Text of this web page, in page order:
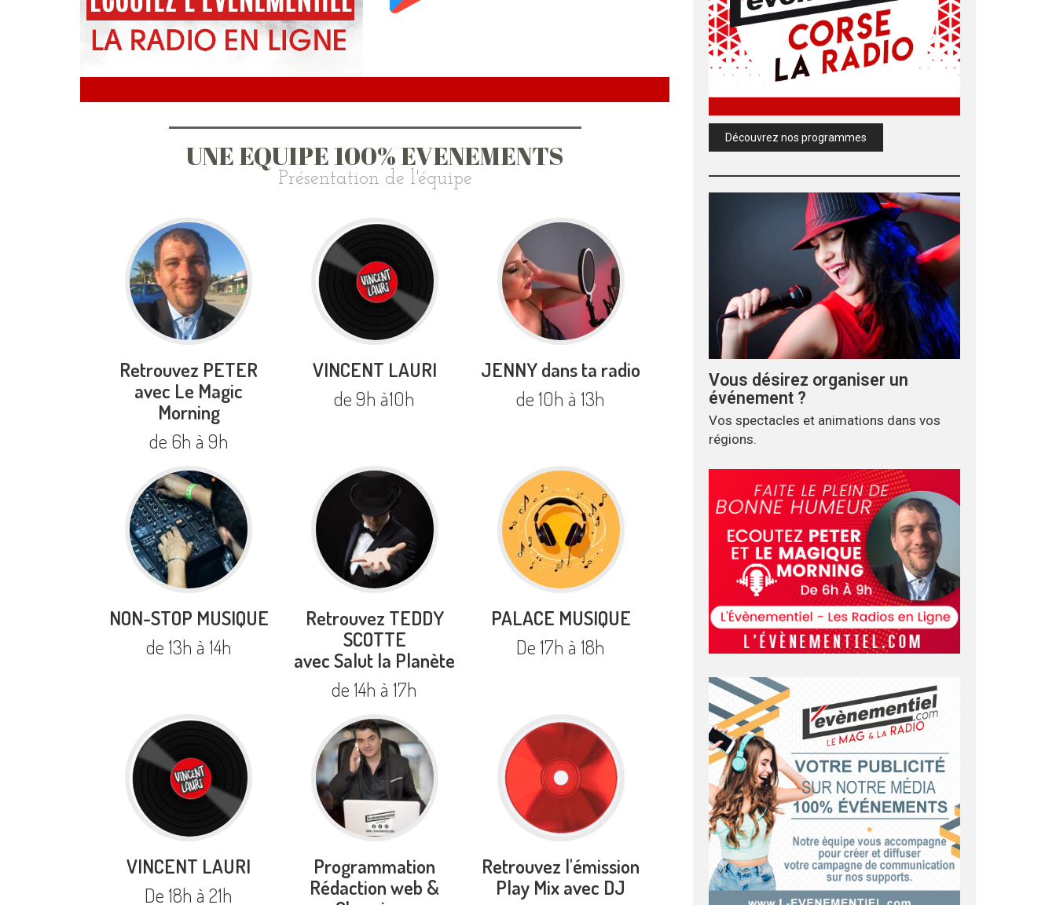
UNE EQUIPE 100% EVENEMENTS
Présentation de l'équipe
Retrouvez PETER
avec Le Magic
Morning
de 6h à 9h
VINCENT LAURI
de 9h à10h
JENNY dans ta radio
de 10h à 13h
NON-STOP MUSIQUE
de 13h à 14h
Retrouvez TEDDY
SCOTTE
avec Salut la Planète
de 14h à 17h
PALACE MUSIQUE
De 17h à 18h
VINCENT LAURI
De 18h à 21h
Programmation
Rédaction web &
Retrouvez l'émission
Play Mix avec DJ
Découvrez nos programmes
Vous désirez organiser un
événement ?
Vos spectacles et animations dans vos
régions.